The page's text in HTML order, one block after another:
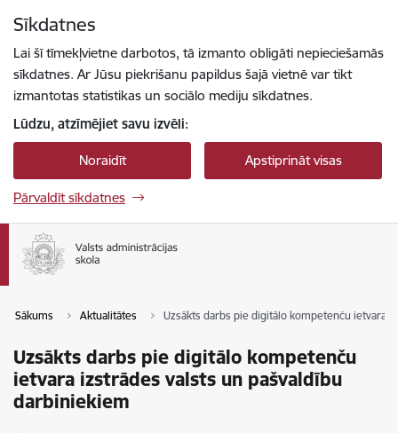
Sīkdatnes
Lai šī tīmekļvietne darbotos, tā izmanto obligāti nepieciešamās
sīkdatnes. Ar Jūsu piekrišanu papildus šajā vietnē var tikt
izmantotas statistikas un sociālo mediju sīkdatnes.
Lūdzu, atzīmējiet savu izvēli:
Noraidīt Apstiprināt visas
Pārvaldīt sīkdatnes
Sākums Aktualitātes Uzsākts darbs pie digitālo kompetenču ietvara
Uzsākts darbs pie digitālo kompetenču
ietvara izstrādes valsts un pašvaldību
darbiniekiem